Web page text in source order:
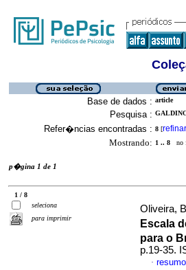
Base de dados : article
Pesquisa :
Refer�ncias encontradas : 8 [refinar
Mostrando: 1 .. 8 no
p�gina 1 de 1
1 / 8
seleciona
para imprimir
Oliveira,
Escala
para o
p.19-35.
·